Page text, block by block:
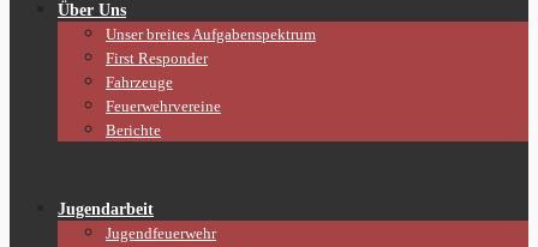
Über Uns
Unser breites Aufgabenspektrum
First Responder
Fahrzeuge
Feuerwehrvereine
Berichte
Jugendarbeit
Jugendfeuerwehr